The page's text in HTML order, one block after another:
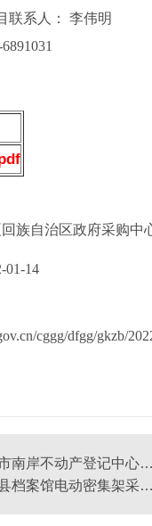
系人： 李伟明
回族自治区政府采购中
01-14
cggg/dfgg/gkzb/
重庆市南岸不动产登记中心电动（智能）档案密集架采购及库房加固公开招标公告
新化县档案馆电动密集架采购项目(第三次)